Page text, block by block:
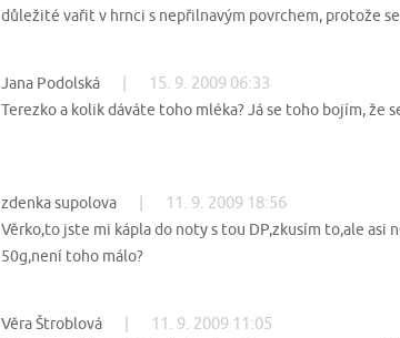
důležité vařit v hrnci s nepřilnavým povrchem, protože
Jana Podolská 15. 9. 2009 06:33
Terezko a kolik dáváte toho mléka? Já se toho bojím, že
zdenka supolova 11. 9. 2009 18:56
Věrko,to jste mi kápla do noty s tou DP,zkusím to,ale asi
50g,není toho málo?
Věra Štroblová 11. 9. 2009 11:05